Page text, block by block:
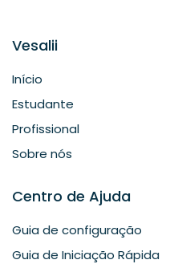
Vesalii
Início
Estudante
Profissional
Sobre nós
Centro de Ajuda
Guia de configuração
Guia de Iniciação Rápida